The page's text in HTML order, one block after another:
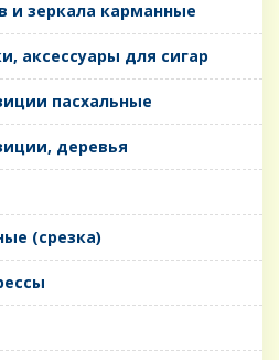
и зеркала карманные
аксессуары для сигар
пасхальные
деревья
(срезка)